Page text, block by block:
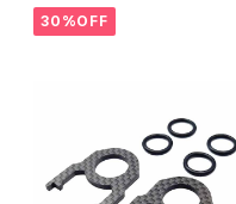
ムセット XRAY X4用
30%OFF